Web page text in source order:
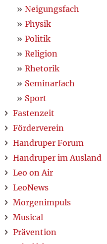
Neigungsfach
Physik
Politik
Religion
Rhetorik
Seminarfach
Sport
Fastenzeit
Förderverein
Handruper Forum
Handruper im Ausland
Leo on Air
LeoNews
Morgenimpuls
Musical
Prävention